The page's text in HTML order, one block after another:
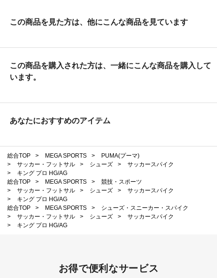
この商品を見た方は、他にこんな商品を見ています
この商品を購入された方は、一緒にこんな商品を購入して
います。
あなたにおすすめのアイテム
総合TOP > MEGA SPORTS >
PUMA(プーマ)
>
サッカー・フットサル > シューズ >
サッカースパイク
>
キング プロ HG/AG
総合TOP
> MEGA SPORTS >
競技・スポーツ
>
サッカー・フットサル > シューズ >
サッカースパイク
>
キング プロ HG/AG
総合TOP
> MEGA SPORTS >
シューズ・スニーカー・スパイク
>
サッカー・フットサル > シューズ >
サッカースパイク
>
キング プロ HG/AG
お得で便利なサービス